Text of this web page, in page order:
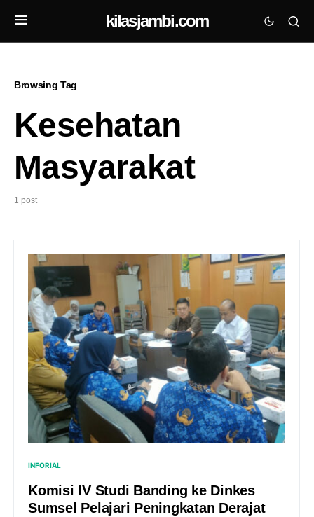
kilasjambi.com
Browsing Tag
Kesehatan
Masyarakat
1 post
INFORIAL
Komisi IV Studi Banding ke Dinkes
Sumsel Pelajari Peningkatan Derajat